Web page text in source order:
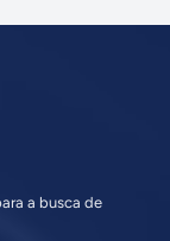
a busca de